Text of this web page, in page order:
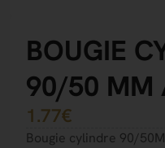
BOUGIE
90/50 MM
1.77€
Bougie cylindre 90/